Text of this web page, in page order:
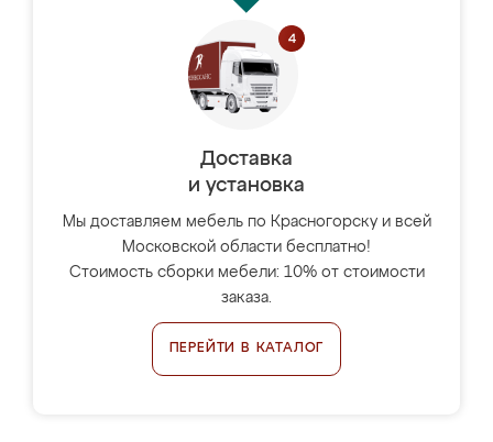
Доставка
и установка
Мы доставляем мебель по Красногорску и всей
Московской области бесплатно!
Стоимость сборки мебели: 10% от стоимости
заказа.
ПЕРЕЙТИ В КАТАЛОГ